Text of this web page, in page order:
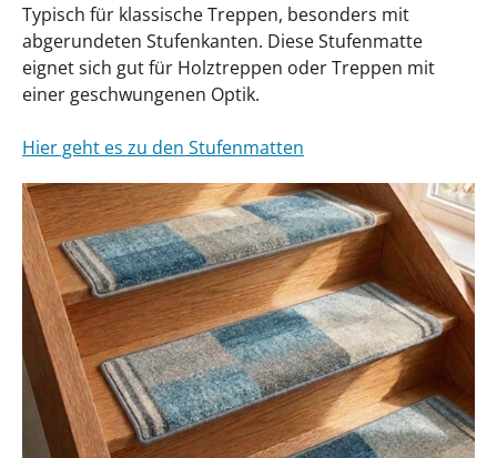
Typisch für klassische Treppen, besonders mit
abgerundeten Stufenkanten. Diese Stufenmatte
eignet sich gut für Holztreppen oder Treppen mit
einer geschwungenen Optik.
Hier geht es zu den Stufenmatten